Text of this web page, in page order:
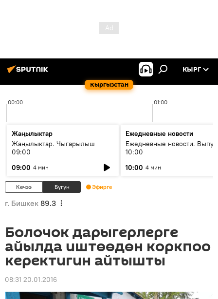
Кыргызстан
КЫРГ
00:00 01:00
Жаңылыктар
Жаңылыктар. Чыгарылыш
09:00
09:00 4 мин
Ежедневные новости
Ежедневные новости.
10:00
10:00 4 мин
Кечээ Бүгүн Эфирге
г. Бишкек 89.3
Болочок дарыгерлерге
айылда иштөөдөн коркпоо
керектигин айтышты
08:31 20.01.2016